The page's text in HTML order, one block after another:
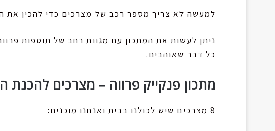
למעשה לא צריך מספר רכב של מצרכים כדי להכין את
ניתן לעשות את המתכון עם מגוות רחב של תוספות
כל דבר שאוהבים.
מתכון פנקייק פרווה – מצרכים להכנת המתכון (8-
8 מצרכים שיש לכולנו בבית ואנחנו מוכנים: